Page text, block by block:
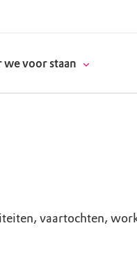
we voor staan
vaartochten,